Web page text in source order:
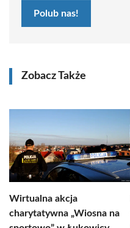
Polub nas!
Zobacz Także
Wirtualna akcja
charytatywna „Wiosna na